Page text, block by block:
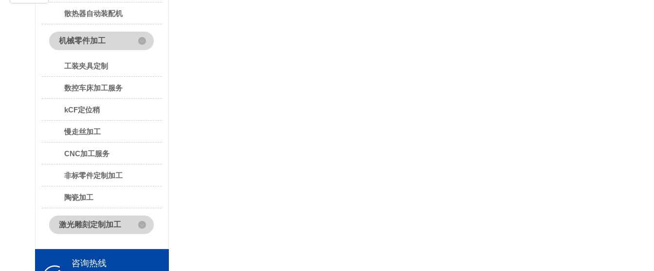
散热器自动装配机
机械零件加工
工装夹具定制
数控车床加工服务
kCF定位稍
慢走丝加工
CNC加工服务
非标零件定制加工
陶瓷加工
激光雕刻定制加工
咨询热线